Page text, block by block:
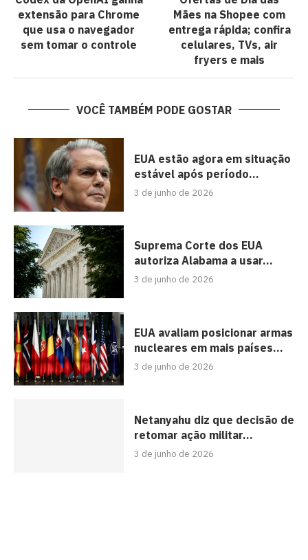
extensão para Chrome
que usa o navegador
sem tomar o controle
Mães na Shopee com
entrega rápida; confira
celulares, TVs, air
fryers e mais
VOCÊ TAMBÉM PODE GOSTAR
EUA estão agora em situação
estável após período...
3 de junho de 2026
Suprema Corte dos EUA
autoriza Alabama a usar...
3 de junho de 2026
EUA avaliam posicionar armas
nucleares em mais países...
3 de junho de 2026
Netanyahu diz que decisão de
retomar ação militar...
3 de junho de 2026